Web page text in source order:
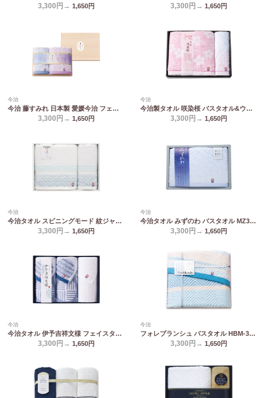
3,300円→ 1,650円 3,300円→ 1,650円
今治
今治 藤すみれ 日本製 愛媛今治 フェイスタオル&ハンドタオル(木箱入) 66630
3,300円→ 1,650円
今治
今治製タオル 咲染桜 バスタオル&ウォッシュタオル SZ-3001
3,300円→ 1,650円
今治
今治タオル スピニングモード 紋ジャガードコンパクトバスタオル&ウォッシュタオル SPT03249M
3,300円→ 1,650円
今治
今治タオル みずのわ バスタオル MZ30300
3,300円→ 1,650円
今治
今治タオル 伊予吉祥文様 フェイスタオル3P IM3045
3,300円→ 1,650円
今治
フォレブランシュ バスタオル HBM-3009
3,300円→ 1,650円